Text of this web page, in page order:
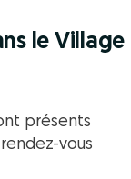
le Village
présents
vous